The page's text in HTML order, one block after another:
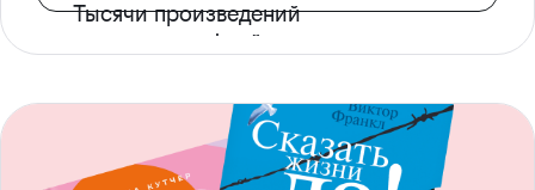
Тысячи произведений
с доступом офлайн